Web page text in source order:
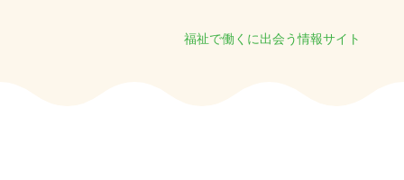
福祉で働くに出会う情報サイト